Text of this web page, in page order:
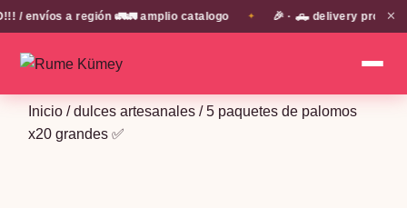
/ envíos a región 🚛🚛 amplio catalogo 🎉 · 🛻 delivery propio✕
Inicio /dulces artesanales / 5 paquetes de palomos
x20 grandes ✅